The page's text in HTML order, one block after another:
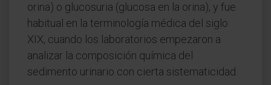
orina) o glucosuria (glucosa en la orina), y fue
habitual en la terminología médica del siglo
XIX, cuando los laboratorios empezaron a
analizar la composición química del
sedimento urinario con cierta sistematicidad.